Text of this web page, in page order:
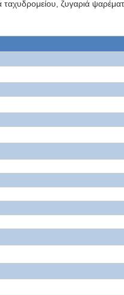
ταχυδρομείου, ζυγαριά